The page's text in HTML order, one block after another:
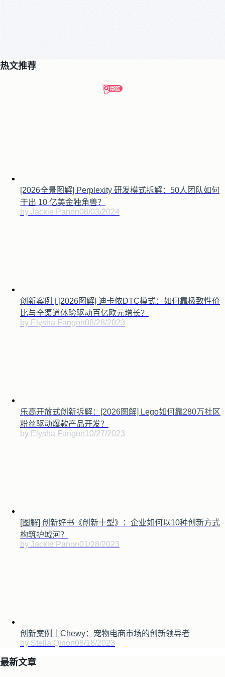
热文推荐
[2026全景图解] Perplexity 研发模式拆解：50人团队如何
干出 10 亿美金独角兽？
by Jackie Panon08/03/2024
创新案例 | [2026图解] 迪卡侬DTC模式：如何靠极致性价
比与全渠道体验驱动百亿欧元增长？
by Elysha Fangon08/28/2023
乐高开放式创新拆解：[2026图解] Lego如何靠280万社区
粉丝驱动爆款产品开发？
by Elysha Fangon10/27/2023
[图解] 创新好书《创新十型》：企业如何以10种创新方式
构筑护城河？
by Jackie Panon01/28/2023
创新案例｜Chewy：宠物电商市场的创新领导者
by Stella Qinon08/18/2023
最新文章